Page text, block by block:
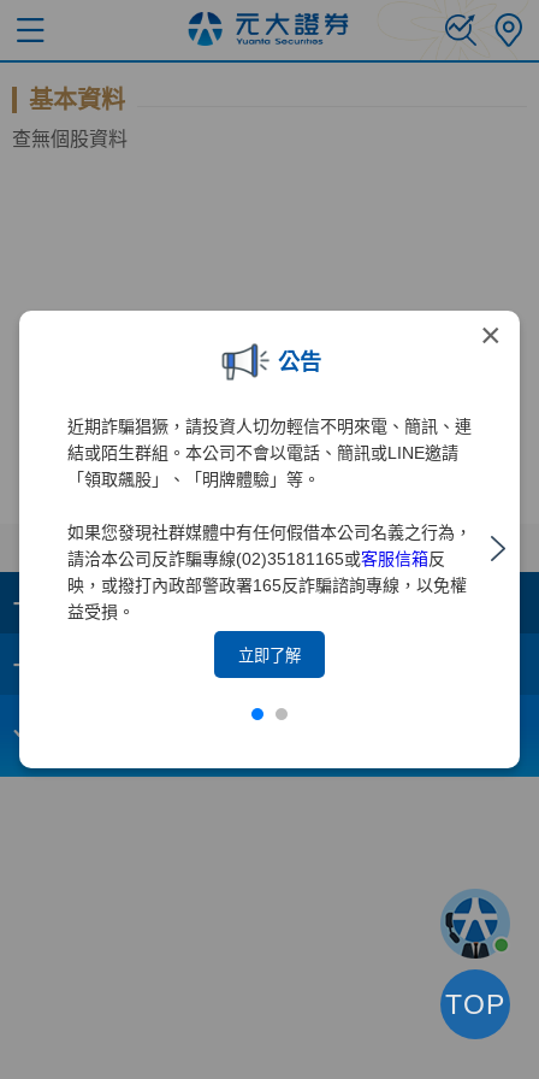
×
公告
近期詐騙猖獗，請投資人切勿輕信不明來電、簡訊、連
結或陌生群組。本公司不會以電話、簡訊或LINE邀請
「領取飆股」、「明牌體驗」等。
如果您發現社群媒體中有任何假借本公司名義之行為，
請洽本公司反詐騙專線(02)35181165或客服信箱反
映，或撥打內政部警政署165反詐騙諮詢專線，以免權
益受損。
立即了解
基本資料
查無個股資料
+ 集團成員
+
webmaster@yuanta.com
TOP